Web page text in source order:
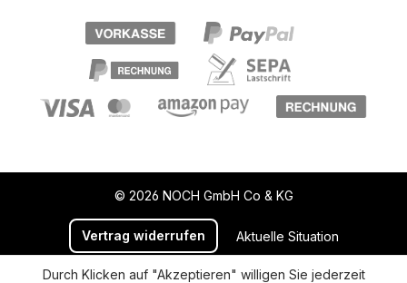
© 2026 NOCH GmbH Co & KG
Vertrag widerrufen Aktuelle Situation
Widerruf Impressum
Datenschutz
Durch Klicken auf "Akzeptieren" willigen Sie jederzeit